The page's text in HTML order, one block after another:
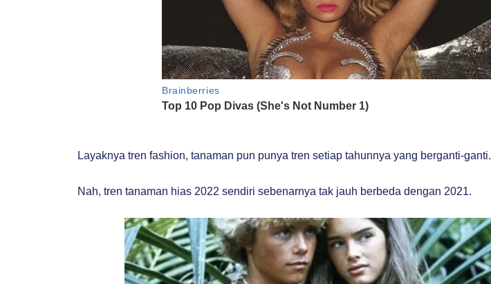
Layaknya tren fashion, tanaman pun punya tren setiap tahunnya yang berganti-ganti.
Nah, tren tanaman hias 2022 sendiri sebenarnya tak jauh berbeda dengan 2021.